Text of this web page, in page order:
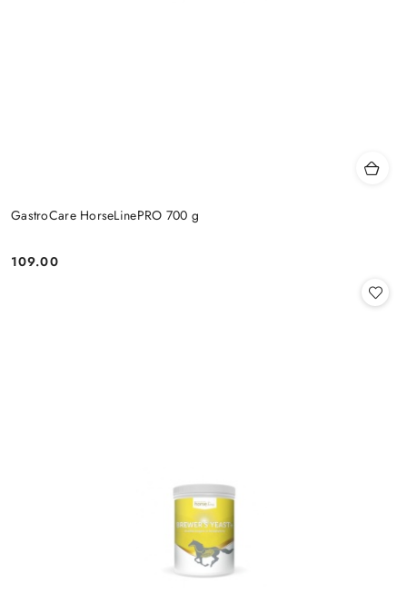
GastroCare HorseLinePRO 700 g
Cena:
109.00